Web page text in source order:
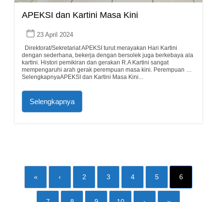
APEKSI dan Kartini Masa Kini
23 April 2024
Direktorat/Sekretariat APEKSI turut merayakan Hari Kartini
dengan sederhana, bekerja dengan bersolek juga berkebaya ala
kartini. Histori pemikiran dan gerakan R.A Kartini sangat
mempengaruhi arah gerak perempuan masa kini. Perempuan …
SelengkapnyaAPEKSI dan Kartini Masa Kini...
Selengkapnya
« ‹ 2 3 4 5 6